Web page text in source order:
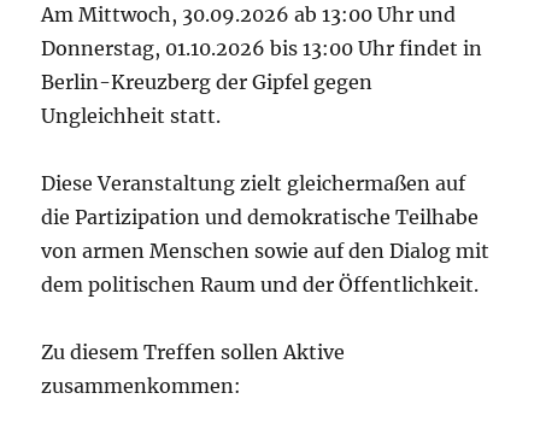
Am Mittwoch, 30.09.2026 ab 13:00 Uhr und
Donnerstag, 01.10.2026 bis 13:00 Uhr findet in
Berlin-Kreuzberg der Gipfel gegen
Ungleichheit statt.
Diese Veranstaltung zielt gleichermaßen auf
die Partizipation und demokratische Teilhabe
von armen Menschen sowie auf den Dialog mit
dem politischen Raum und der Öffentlichkeit.
Zu diesem Treffen sollen Aktive
zusammenkommen: